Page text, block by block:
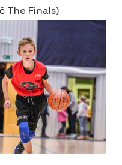
The Finals)